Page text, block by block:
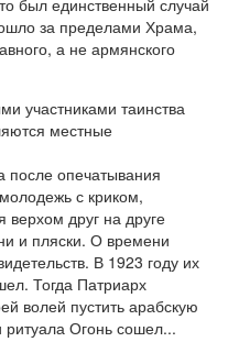
был единственный случай
за пределами Храма,
а не армянского
участниками таинства
местные
после опечатывания
с криком,
друг на друге
и пляски. О времени
В 1923 году их
Тогда Патриарх
волей пустить арабскую
Огонь сошел...